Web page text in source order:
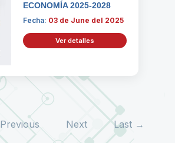
ECONOMÍA 2025-2028
Fecha: 03 de June del 2025
Ver detalles
Previous Next Last →